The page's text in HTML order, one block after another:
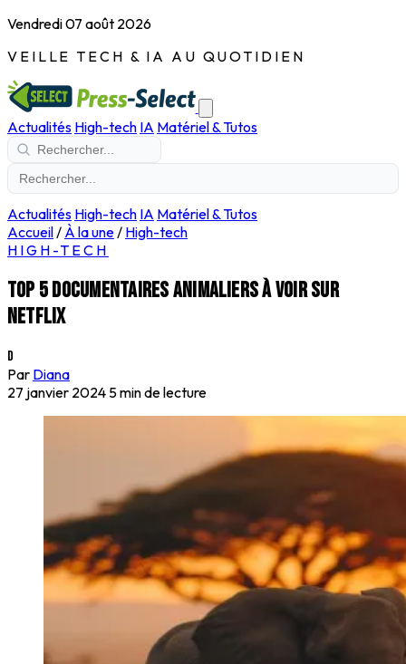
Vendredi 07 août 2026
VEILLE TECH & IA AU QUOTIDIEN
Actualités High-tech IA Matériel & Tutos
Actualités High-tech IA Matériel & Tutos
Accueil/ À la une/ High-tech
HIGH-TECH
Top 5 documentaires animaliers à voir sur
Netflix
D
Par Diana
27 janvier 2024 5 min de lecture